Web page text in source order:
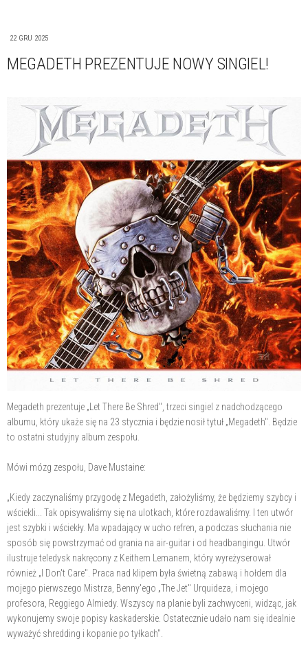
22 GRU 2025
MEGADETH PREZENTUJE NOWY SINGIEL!
Megadeth prezentuje „Let There Be Shred", trzeci singiel z nadchodzącego
albumu, który ukaże się na 23 stycznia i będzie nosił tytuł „Megadeth". Będzie
to ostatni studyjny album zespołu.
Mówi mózg zespołu, Dave Mustaine:
„Kiedy zaczynaliśmy przygodę z Megadeth, założyliśmy, że będziemy szybcy i
wściekli... Tak opisywaliśmy się na ulotkach, które rozdawaliśmy. I ten utwór
jest szybki i wściekły. Ma wpadający w ucho refren, a podczas słuchania nie
sposób się powstrzymać od grania na air-guitar i od headbangingu. Utwór
ilustruje teledysk nakręcony z Keithem Lemanem, który wyreżyserował
również „I Don't Care". Praca nad klipem była świetną zabawą i hołdem dla
mojego pierwszego Mistrza, Benny'ego „The Jet" Urquideza, i mojego
profesora, Reggiego Almiedy. Wszyscy na planie byli zachwyceni, widząc, jak
wykonujemy swoje popisy kaskaderskie. Ostatecznie udało nam się idealnie
wyważyć shredding i kopanie po tyłkach".